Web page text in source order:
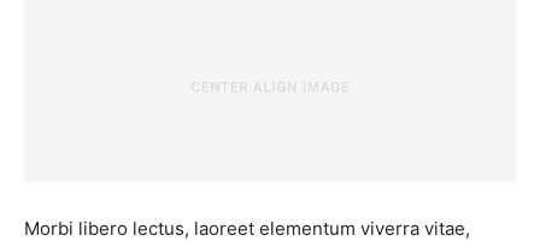
Morbi libero lectus, laoreet elementum viverra vitae,